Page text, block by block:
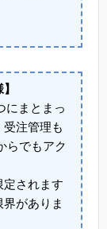
にまとまっ
注管理も
らでもアク
定されます
がありま